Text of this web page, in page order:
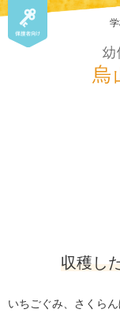
収穫し
いちごぐみ、さくらん